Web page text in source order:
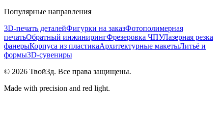
Популярные направления
3D-печать деталейФигурки на заказФотополимерная
печатьОбратный инжинирингФрезеровка ЧПУЛазерная резка
фанерыКорпуса из пластикаАрхитектурные макетыЛитьё и
формы3D-сувениры
© 2026 Твой3д. Все права защищены.
Made with precision and red light.